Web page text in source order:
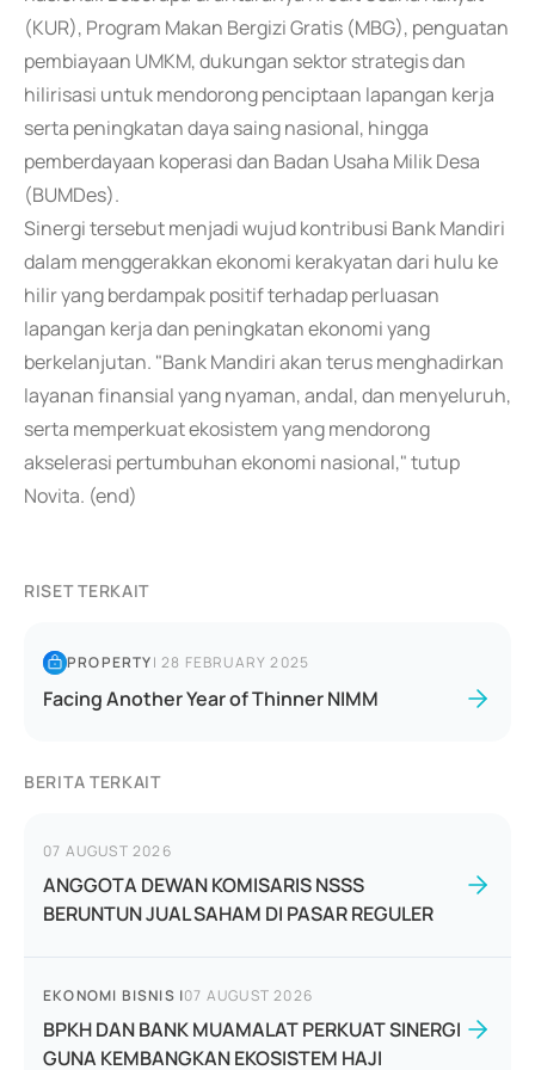
(KUR), Program Makan Bergizi Gratis (MBG), penguatan
pembiayaan UMKM, dukungan sektor strategis dan
hilirisasi untuk mendorong penciptaan lapangan kerja
serta peningkatan daya saing nasional, hingga
pemberdayaan koperasi dan Badan Usaha Milik Desa
(BUMDes).
Sinergi tersebut menjadi wujud kontribusi Bank Mandiri
dalam menggerakkan ekonomi kerakyatan dari hulu ke
hilir yang berdampak positif terhadap perluasan
lapangan kerja dan peningkatan ekonomi yang
berkelanjutan. "Bank Mandiri akan terus menghadirkan
layanan finansial yang nyaman, andal, dan menyeluruh,
serta memperkuat ekosistem yang mendorong
akselerasi pertumbuhan ekonomi nasional," tutup
Novita. (end)
RISET TERKAIT
PROPERTY|28 FEBRUARY 2025
Facing Another Year of Thinner NIMM
BERITA TERKAIT
07 AUGUST 2026
ANGGOTA DEWAN KOMISARIS NSSS
BERUNTUN JUAL SAHAM DI PASAR REGULER
EKONOMI BISNIS |07 AUGUST 2026
BPKH DAN BANK MUAMALAT PERKUAT SINERGI
GUNA KEMBANGKAN EKOSISTEM HAJI